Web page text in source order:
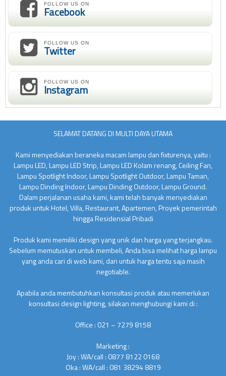
FOLLOW US ON
Facebook
FOLLOW US ON
Twitter
FOLLOW US ON
Instagram
SELAMAT DATANG DI MULTI DAYA UTAMA
Kami menyediakan beraneka macam lampu dan fixturenya, yaitu :
Lampu LED, Lampu LED Strip, Lampu LED Kolam renang, Ceiling Fan,
Lampu Spotlight Indoor, Lampu Spotlight Outdoor, Lampu Taman,
Lampu Dinding Indoor, Lampu Dinding Outdoor, Lampu Ground.
Dalam perjalanan usaha kami, kami telah banyak menyediakan
produk untuk Hotel, Villa, Restaurant, Apartemen, Proyek pemerintah
hingga Residensial Pribadi
Produk kami memiliki design yang unik dan harga yang terjangkau.
Sebelum memutuskan untuk membeli, Anda bisa melihat harga lampu
yang anda cari di web kami, dan untuk harga tentu saja masih
negotiable.
Apabila anda membutuhkan konsultasi produk atau memerlukan
konsultasi design lighting, silakan menghubungi kami di :
Office : 021 – 7279 8158
Marketing :
Joy : WA/call : 0877 8122 0168
Oka : WA/call : 081 38294 8819